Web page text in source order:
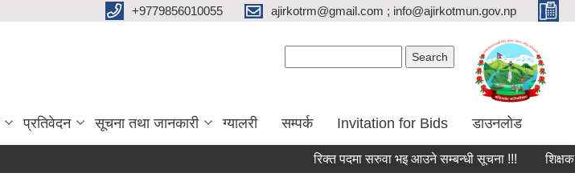
+9779856010055 ajirkotrm@gmail.com ; info@ajirkotmun.gov.np
प्रतिवेदन सूचना तथा जानकारी ग्यालरी सम्पर्क Invitation for Bids डाउनलोड
रिक्त पदमा सरुवा भइ आउने सम्बन्धी सूचना !!! शिक्षक